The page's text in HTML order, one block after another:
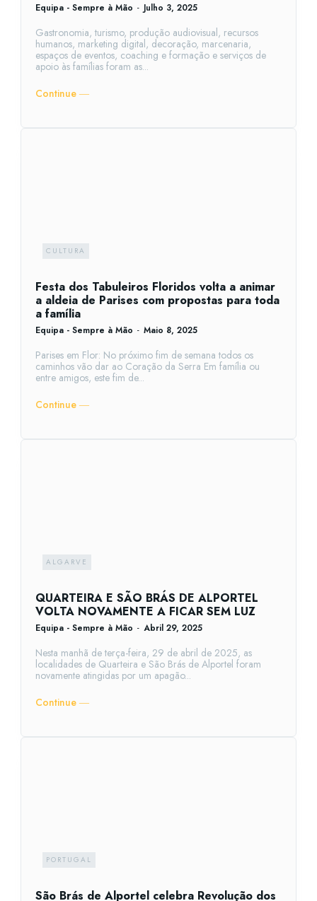
Equipa - Sempre à Mão - Julho 3, 2025
Gastronomia, turismo, produção audiovisual, recursos
humanos, marketing digital, decoração, marcenaria,
espaços de eventos, coaching e formação e serviços de
apoio às famílias foram as...
Continue ―
CULTURA
Festa dos Tabuleiros Floridos volta a animar
a aldeia de Parises com propostas para toda
a família
Equipa - Sempre à Mão - Maio 8, 2025
Parises em Flor: No próximo fim de semana todos os
caminhos vão dar ao Coração da Serra Em família ou
entre amigos, este fim de...
Continue ―
ALGARVE
QUARTEIRA E SÃO BRÁS DE ALPORTEL
VOLTA NOVAMENTE A FICAR SEM LUZ
Equipa - Sempre à Mão - Abril 29, 2025
Nesta manhã de terça-feira, 29 de abril de 2025, as
localidades de Quarteira e São Brás de Alportel foram
novamente atingidas por um apagão...
Continue ―
PORTUGAL
São Brás de Alportel celebra Revolução dos